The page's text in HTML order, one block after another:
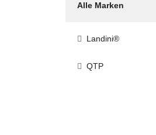
Alle Marken
Landini®
QTP